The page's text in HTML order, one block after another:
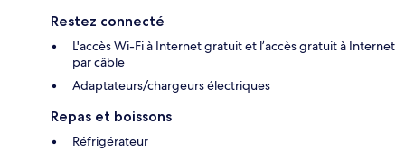
Restez connecté
L'accès Wi-Fi à Internet gratuit et l’accès gratuit à Internet
par câble
Adaptateurs/chargeurs électriques
Repas et boissons
Réfrigérateur